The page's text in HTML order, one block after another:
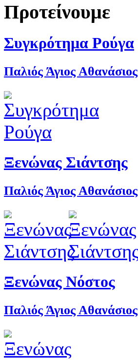
Προτείνουμε
Συγκρότημα Ρούγα
Παλιός Άγιος Αθανάσιος
Ξενώνας Σιάντσης
Παλιός Άγιος Αθανάσιος
Ξενώνας Νόστος
Παλιός Άγιος Αθανάσιος